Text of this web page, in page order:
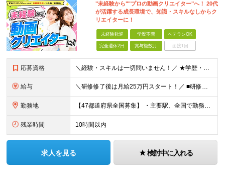
"未経験から""プロの動画クリエイター"へ！ 20代
が活躍する成長環境で、知識・スキルなしからク
リエイターに！
未経験歓迎 学歴不問 ベテランOK
完全週休2日 賞与複数月 面接1回
応募資格 ＼経験・スキルは一切問いません！／ ★学歴・職歴不問 ★未経験・第二新卒歓迎！ ★正社員デビューも応援します！ 【こんな方にピッタリ！】 ✓ 動画やYouTube、TikTokを見るのが好きな方 ✓
給与 ＼研修修了後は月給25万円スタート！／ ■研修修了後 月給25万円＋賞与＋インセンティブ賞与 ※残業代は別途支給 ▽研修期間▽ 【未経験者】 ▶ 月給20万円～ 【固定残業代について】
勤務地 【47都道府県全国募集】 ・主要駅、全国で勤務可能！ ・どこに住んでいても応募可能！ 【東京本社】 東京都品川区東品川5-9-2 在宅でコツコツ働きながら、長く安定して続けられます♪ 本社：〒1
残業時間 10時間以内
求人を見る 検討中に入れる